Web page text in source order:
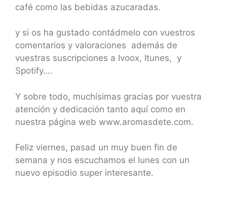
café como las bebidas azucaradas.
y si os ha gustado contádmelo con vuestros
comentarios y valoraciones además de
vuestras suscripciones a Ivoox, Itunes, y
Spotify….
Y sobre todo, muchísimas gracias por vuestra
atención y dedicación tanto aquí como en
nuestra página web www.aromasdete.com.
Feliz viernes, pasad un muy buen fin de
semana y nos escuchamos el lunes con un
nuevo episodio super interesante.